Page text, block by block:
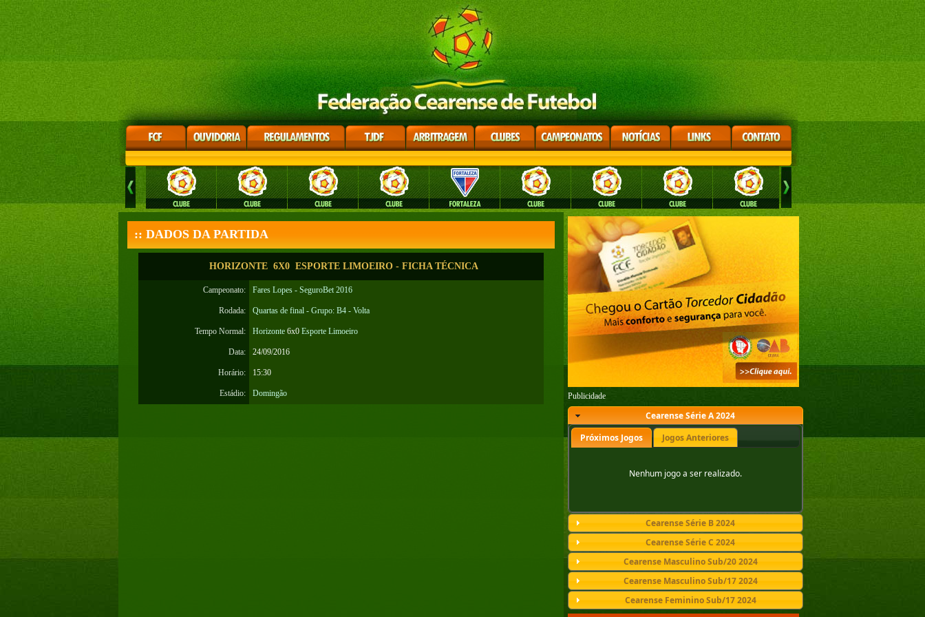
:: DADOS DA PARTIDA
HORIZONTE 6X0 ESPORTE LIMOEIRO - FICHA TÉCNICA
Campeonato: Fares Lopes - SeguroBet 2016
Rodada: Quartas de final - Grupo: B4 - Volta
Tempo Normal: Horizonte6x0 Esporte Limoeiro
Data: 24/09/2016
Horário: 15:30
Estádio: Domingão Publicidade
Cearense Série A 2024
Próximos Jogos
Jogos Anteriores
Nenhum jogo a ser realizado.
Cearense Série B 2024
Cearense Série C 2024
Cearense Masculino Sub/20 2024
Cearense Masculino Sub/17 2024
Cearense Feminino Sub/17 2024